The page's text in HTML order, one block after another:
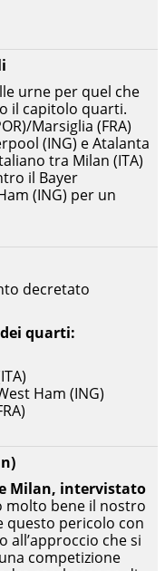
Milan, intervistato
molto bene il nostro
questo pericolo con
che si
competizione
decretato
quarti:
Ham (ING)
urne per quel che
il capitolo quarti.
Marsiglia (FRA)
(ING) e Atalanta
tra Milan (ITA)
il Bayer
(ING) per un